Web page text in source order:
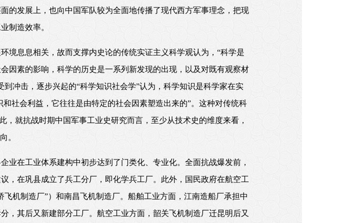
的发展上，也向中国军队较为全面地传播了现代西方军事理念，把现
制造效率。
境息息相关，故而支撑内史论的传统实证主义科学观认为，“科学是
因素的影响，科学的历史是一系列新发现的出现，以及对既有观察材
冲击，逐步兴起的“科学知识社会学”认为，科学知识是科学家在实
社会利益，它往往是由特定的社会因素塑造出来的”。这种对传统科
就抗战时期中国军事工业史研究而言，至少从技术史的维度来看，
。
业在工业体系建构中初步达到了门类化、专业化。全面抗战爆发前，
，在巩县成立了兵工分厂，即化学兵工厂。此外，国民政府在航空工
机制造厂”）和南昌飞机制造厂。船舶工业方面，江南造船厂承担中
，其后又新建部分工厂。航空工业方面，韶关飞机制造厂迁昆明后又